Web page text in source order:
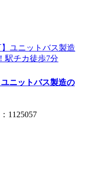
ユニットバス製造の
1125057